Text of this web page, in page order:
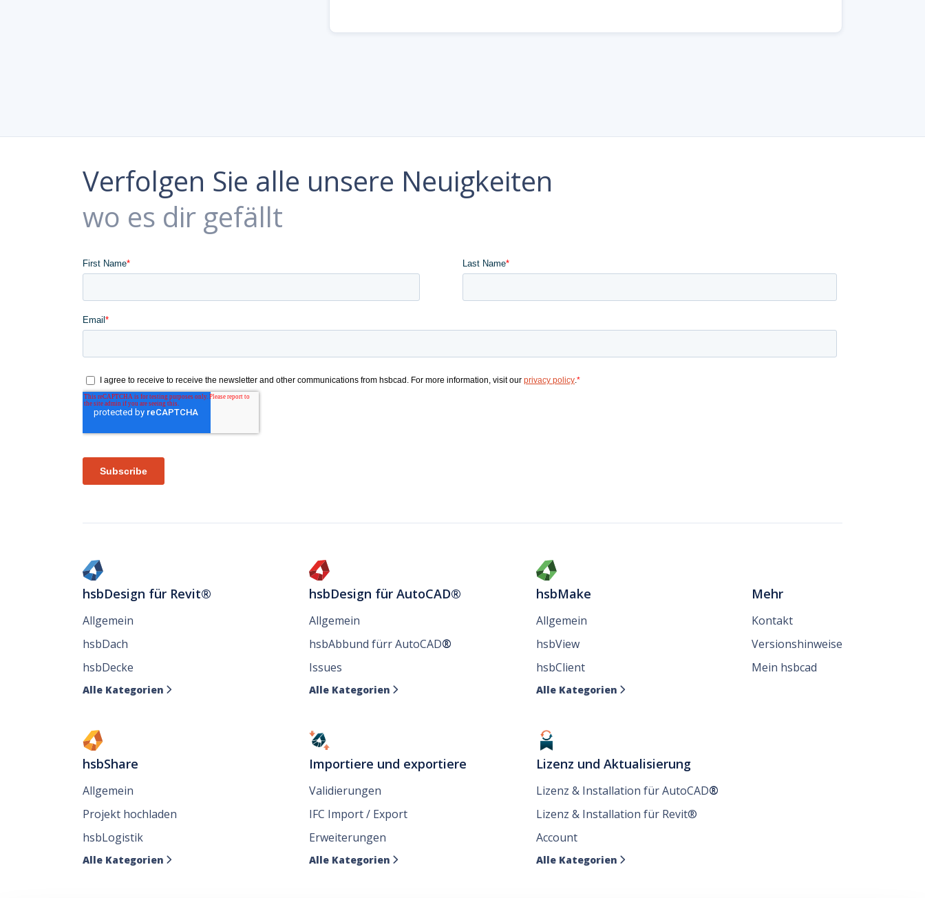
Verfolgen Sie alle unsere Neuigkeiten
wo es dir gefällt
hsbDesign für Revit®
Allgemein
hsbDach
hsbDecke
Alle Kategorien 
hsbDesign für AutoCAD®
Allgemein
hsbAbbund fürr AutoCAD®
Issues
Alle Kategorien 
hsbMake
Allgemein
hsbView
hsbClient
Alle Kategorien 
hsbShare
Allgemein
Projekt hochladen
hsbLogistik
Alle Kategorien 
Importiere und exportiere
Validierungen
IFC Import / Export
Erweiterungen
Alle Kategorien 
Lizenz und Aktualisierung
Lizenz & Installation für AutoCAD®
Lizenz & Installation für Revit®
Account
Alle Kategorien 
Mehr
Kontakt
Versionshinweise
Mein hsbcad